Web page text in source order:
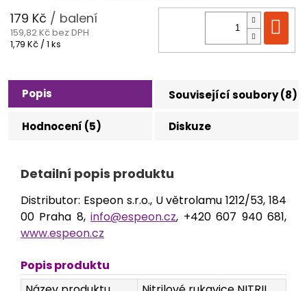
179 Kč / balení
159,82 Kč bez DPH
Měrná
1,79 Kč / 1 ks
Popis Související soubory (8)
Hodnocení (5) Diskuze
Detailní popis produktu
Distributor: Espeon s.r.o., U větrolamu 1212/53, 184
00 Praha 8,info@espeon.cz, +420 607 940 681,
www.espeon.cz
Popis produktu